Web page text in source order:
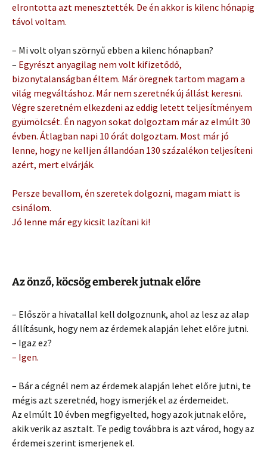
elrontotta azt menesztették. De én akkor is kilenc hónapig
távol voltam.
– Mi volt olyan szörnyű ebben a kilenc hónapban?
– Egyrészt anyagilag nem volt kifizetődő,
bizonytalanságban éltem. Már öregnek tartom magam a
világ megváltáshoz. Már nem szeretnék új állást keresni.
Végre szeretném elkezdeni az eddig letett teljesítményem
gyümölcsét. Én nagyon sokat dolgoztam már az elmúlt 30
évben. Átlagban napi 10 órát dolgoztam. Most már jó
lenne, hogy ne kelljen állandóan 130 százalékon teljesíteni
azért, mert elvárják.
Persze bevallom, én szeretek dolgozni, magam miatt is
csinálom.
Jó lenne már egy kicsit lazítani ki!
Az önző, köcsög emberek jutnak előre
– Először a hivatallal kell dolgoznunk, ahol az lesz az alap
állításunk, hogy nem az érdemek alapján lehet előre jutni.
– Igaz ez?
– Igen.
– Bár a cégnél nem az érdemek alapján lehet előre jutni, te
mégis azt szeretnéd, hogy ismerjék el az érdemeidet.
Az elmúlt 10 évben megfigyelted, hogy azok jutnak előre,
akik verik az asztalt. Te pedig továbbra is azt várod, hogy az
érdemei szerint ismerjenek el.